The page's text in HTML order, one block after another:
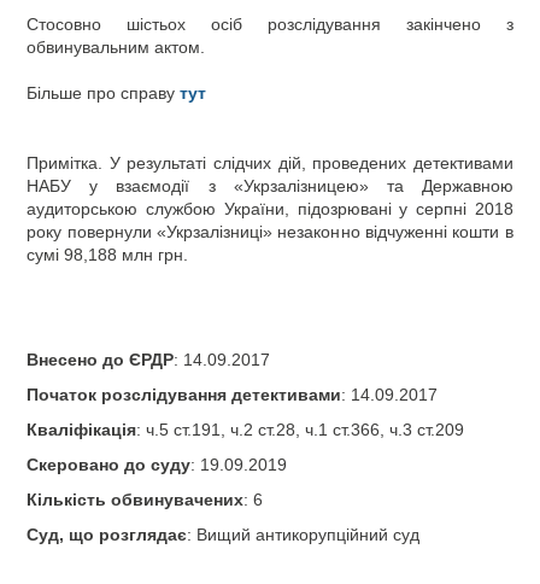
Стосовно шістьох осіб розслідування закінчено з
обвинувальним актом.
Більше про справутут
Примітка. У результаті слідчих дій, проведених детективами
НАБУ у взаємодії з «Укрзалізницею» та Державною
аудиторською службою України, підозрюваніу серпні 2018
року повернули «Укрзалізниці» незаконно відчуженні кошти в
сумі 98,188 млн грн.
Внесено до ЄРДР: 14.09.2017
Початок розслідування детективами: 14.09.2017
Кваліфікація: ч.5 ст.191, ч.2 ст.28, ч.1 ст.366, ч.3 ст.209
Скеровано до суду: 19.09.2019
Кількість обвинувачених: 6
Суд, що розглядає: Вищий антикорупційний суд